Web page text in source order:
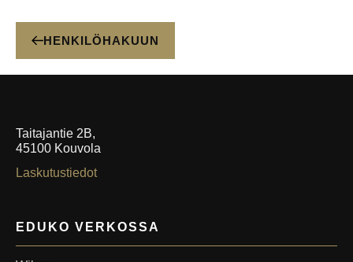
HENKILÖHAKUUN
Taitajantie 2B,
45100 Kouvola
Laskutustiedot
EDUKO VERKOSSA